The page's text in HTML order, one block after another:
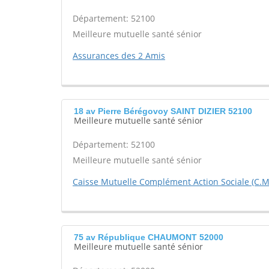
Département: 52100
Meilleure mutuelle santé sénior
Assurances des 2 Amis
18 av Pierre Bérégovoy SAINT DIZIER 52100
Meilleure mutuelle santé sénior
Département: 52100
Meilleure mutuelle santé sénior
Caisse Mutuelle Complément Action Sociale
75 av République CHAUMONT 52000
Meilleure mutuelle santé sénior